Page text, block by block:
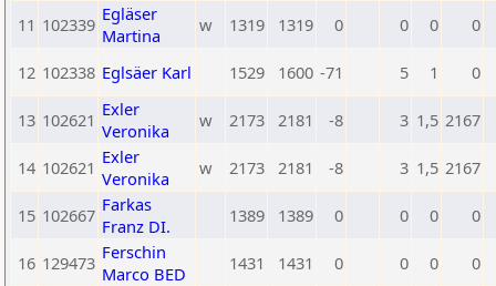
11 102339 Egläser
Martina
w 1319 1319 0 0 0 0
12 102338 Eglsäer Karl 1529 1600 -71 5 1 0
13 102621 Exler
Veronika
w 2173 2181 -8 3 1,5 2167
14 102621 Exler
Veronika
w 2173 2181 -8 3 1,5 2167
15 102667 Farkas
Franz DI.
1389 1389 0 0 0 0
16 129473 Ferschin
Marco BED
1431 1431 0 0 0 0